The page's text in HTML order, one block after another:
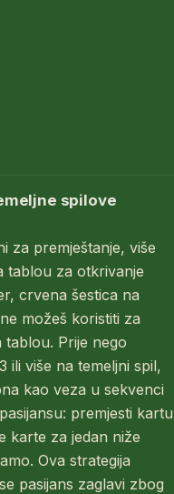
spilove
za premještanje, više
tablou za otkrivanje
crvena šestica na
možeš koristiti za
tablou. Prije nego
ili više na temeljni spil,
kao veza u sekvenci
premjesti kartu
karte za jedan niže
Ova strategija
pasijans zaglavi zbog